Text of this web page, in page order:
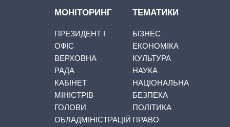
МОНІТОРИНГ
ПРЕЗИДЕНТ І
ОФІС
ВЕРХОВНА
РАДА
КАБІНЕТ
МІНІСТРІВ
ГОЛОВИ
ОБЛАДМІНІСТРАЦІЙ
ТЕМАТИКИ
БІЗНЕС
ЕКОНОМІКА
КУЛЬТУРА
НАУКА
НАЦІОНАЛЬНА
БЕЗПЕКА
ПОЛІТИКА
ПРАВО